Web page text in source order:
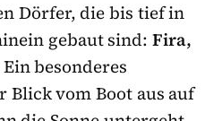
Dörfer, die bis tief in
gebaut sind:Fira,
Ein besonderes
Blick vom Boot aus auf